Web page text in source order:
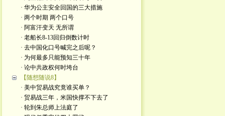
· 华为公主安全回国的三大措施
· 两个时期 两个口号
· 阿富汗变天 无所谓
· 老船长8-13回归倒数计时
· 去中国化口号喊完之后呢？
· 为何最多只能预知三十年
· 论中共政权何时垮台
【随想随说8】
· 美中贸易战究竟谁买单？
· 贸易战三年，米国快撑不下去了
· 轮到朱总师上法庭了